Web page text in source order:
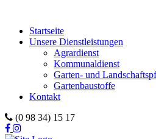
Startseite
Unsere Dienstleistungen
Agrardienst
Kommunaldienst
Garten- und
Gartenbaustoffe
Kontakt
(0 98 34) 15 17